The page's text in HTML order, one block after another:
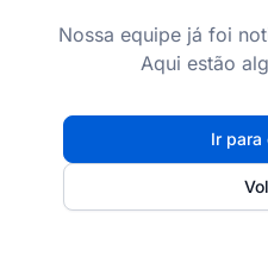
Nossa equipe já foi
Aqui estão
Ir para